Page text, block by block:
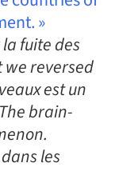
»
fuite des
we reversed
est un
brain-
les